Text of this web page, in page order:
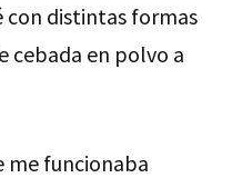
distintas formas
cebada en polvo a
me funcionaba